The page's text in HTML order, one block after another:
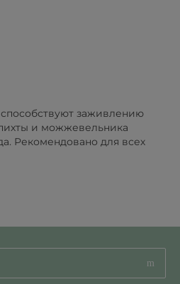
заживлению
и можжевельника
Рекомендовано для всех